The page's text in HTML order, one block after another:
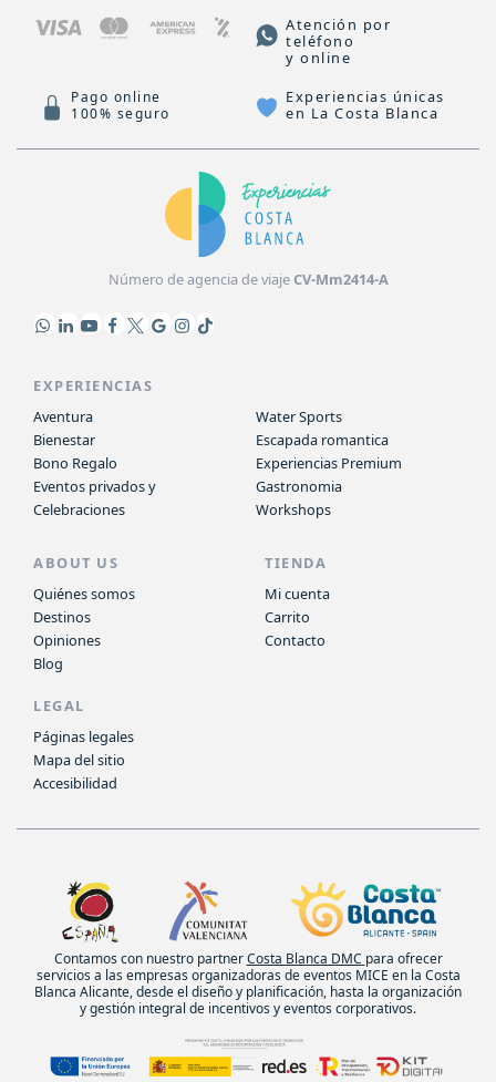
Atención por
teléfono
y online
Pago online
100% seguro
Experiencias únicas
en La Costa Blanca
Número de agencia de viajeCV-Mm2414-A
EXPERIENCIAS
Aventura
Bienestar
Bono Regalo
Eventos privados y
Celebraciones
Water Sports
Escapada romantica
Experiencias Premium
Gastronomia
Workshops
ABOUT US
Quiénes somos
Destinos
Opiniones
Blog
TIENDA
Mi cuenta
Carrito
Contacto
LEGAL
Páginas legales
Mapa del sitio
Accesibilidad
Contamos con nuestro partnerCosta Blanca DMC para ofrecer
servicios a las empresas organizadoras de eventos MICE en la Costa
Blanca Alicante, desde el diseño y planificación, hasta la organización
y gestión integral de incentivos y eventos corporativos.